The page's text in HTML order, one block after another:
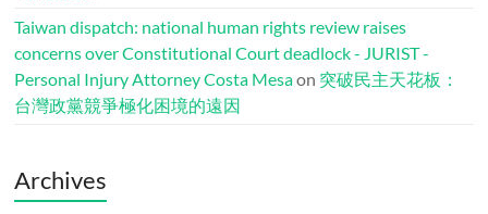
Taiwan dispatch: national human rights review raises
concerns over Constitutional Court deadlock - JURIST -
Personal Injury Attorney Costa Mesaon 突破民主天花板：
台灣政黨競爭極化困境的遠因
Archives